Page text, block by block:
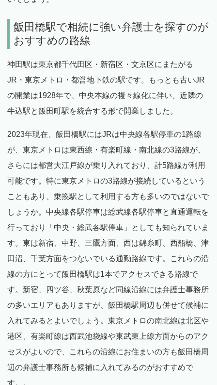
飯田橋駅で相続に強い弁護士を探すのが
おすすめの路線
神田駅は東京都千代田区・新宿区・文京区にまたがる
JR・東京メトロ・都営地下鉄の駅です。もっとも古いJR
の開業は1928年で、中央本線の複々線化に伴い、近隣の
牛込駅と飯田町駅を統合する形で開業しました。
2023年現在、飯田橋駅にはJRは中央線各駅停車の1路線
が、東京メトロは東西線・有楽町線・南北線の3路線が、
さらには都営大江戸線が乗り入れており、計5路線が利用
可能です。特に東京メトロの3路線が接続しているという
こともあり、乗換駅として利用する方も多いのではないで
しょうか。中央線各駅停車は総武線各駅停車と直通運転を
行っており「中央・総武各駅停車」としても知られていま
す。東は新宿、中野、三鷹方面、西は錦糸町、西船橋、津
田沼、千葉方面をつないでいる通勤路線です。これらの沿
線の方にとって飯田橋駅は1本でアクセスできる路線で
す。新宿、四ツ谷、秋葉原など同線沿線には弁護士事務所
の多いエリアもありますが、飯田橋駅周辺も併せて候補に
入れてみるとよいでしょう。東京メトロの南北線は北区や
港区、有楽町線は西武池袋線や東武東上線方面からのアク
セスがよいので、これらの沿線にお住まいの方も飯田橋周
辺の弁護士事務所も候補に入れてみるのがおすすめで
す。。